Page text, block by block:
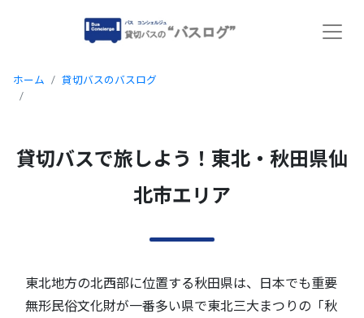
ホーム
貸切バスのバスログ
貸切バスで旅しよう！東北・秋田県仙
北市エリア
東北地方の北西部に位置する秋田県は、日本でも重要
無形民俗文化財が一番多い県で東北三大まつりの「秋